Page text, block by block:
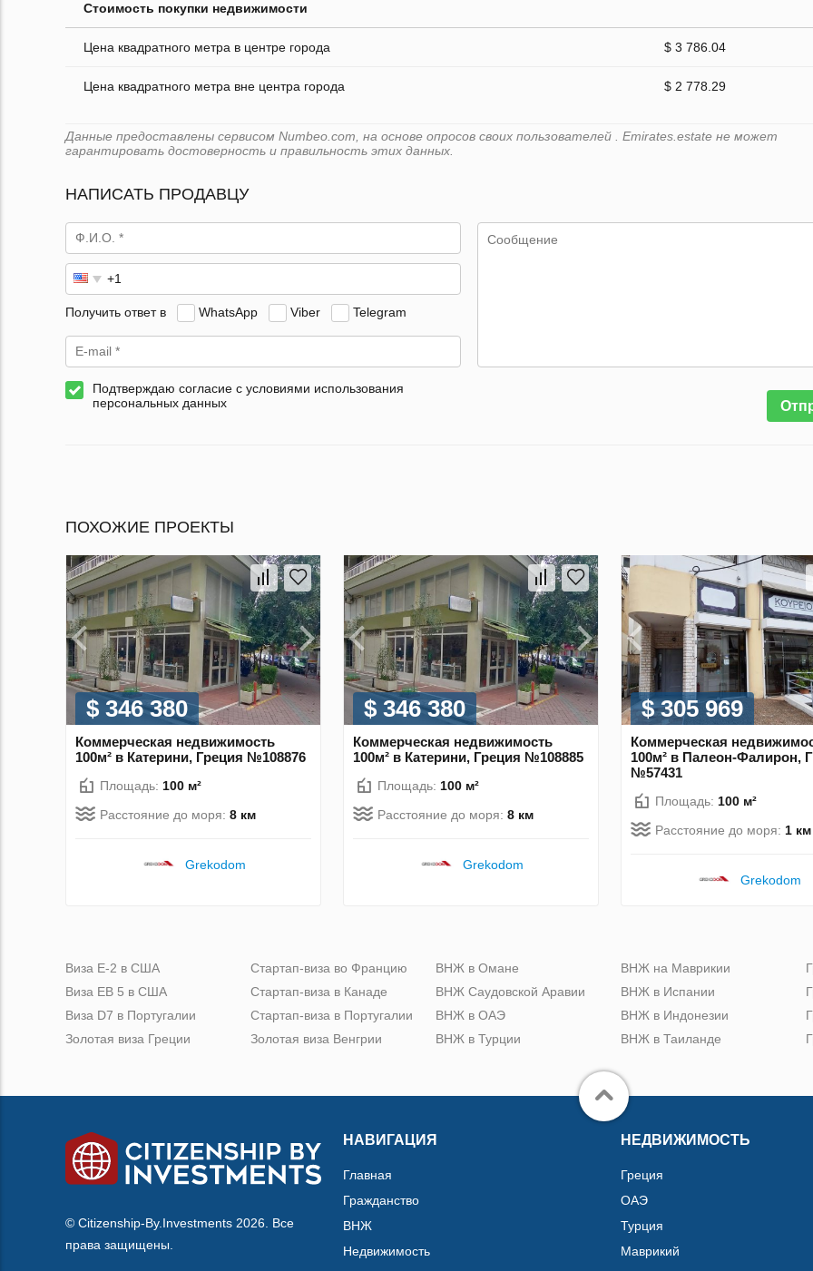
Стоимость покупки недвижимости
Цена квадратного метра в центре города $ 3 786.04
Цена квадратного метра вне центра города $ 2 778.29
Данные предоставлены сервисом Numbeo.com, на основе опросов своих пользователей . Emirates.estate не может
гарантировать достоверность и правильность этих данных.
НАПИСАТЬ ПРОДАВЦУ
Получить ответ в WhatsApp Viber Telegram
Подтверждаю согласие с условиями использования
персональных данных
ПОХОЖИЕ ПРОЕКТЫ
$ 346 380
Коммерческая недвижимость
100м² в Катерини, Греция №108876
Площадь: 100 м²
Расстояние до моря: 8 км
Grekodom
$ 346 380
Коммерческая недвижимость
100м² в Катерини, Греция №108885
Площадь: 100 м²
Расстояние до моря: 8 км
Grekodom
$ 305 969
Коммерческая
100м² в Палеон-Фалирон,
№57431
Площадь: 100 м²
Расстояние до моря: 1 км
Grekodom
Виза Е-2 в США
Виза ЕВ 5 в США
Виза D7 в Португалии
Золотая виза Греции
Стартап-виза во Францию
Стартап-виза в Канаде
Стартап-виза в Португалии
Золотая виза Венгрии
ВНЖ в Омане
ВНЖ Саудовской Аравии
ВНЖ в ОАЭ
ВНЖ в Турции
ВНЖ на Маврикии
ВНЖ в Испании
ВНЖ в Индонезии
ВНЖ в Таиланде
© Citizenship-By.Investments 2026. Все
права защищены.
НАВИГАЦИЯ
Главная
Гражданство
ВНЖ
Недвижимость
НЕДВИЖИМОСТЬ
Греция
ОАЭ
Турция
Маврикий